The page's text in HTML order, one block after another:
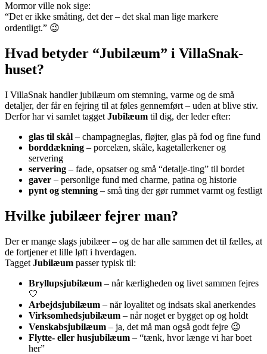
Mormor ville nok sige:
“Det er ikke småting, det der – det skal man lige markere
ordentligt.” 😉
Hvad betyder “Jubilæum” i VillaSnak-
huset?
I VillaSnak handler jubilæum om stemning, varme og de små
detaljer, der får en fejring til at føles gennemført – uden at blive stiv.
Derfor har vi samlet tagget Jubilæum til dig, der leder efter:
glas til skål – champagneglas, fløjter, glas på fod og fine fund
borddækning – porcelæn, skåle, kagetallerkener og
servering
servering – fade, opsatser og små “detalje-ting” til bordet
gaver – personlige fund med charme, patina og historie
pynt og stemning – små ting der gør rummet varmt og festligt
Hvilke jubilæer fejrer man?
Der er mange slags jubilæer – og de har alle sammen det til fælles, at
de fortjener et lille løft i hverdagen.
Tagget Jubilæum passer typisk til:
Bryllupsjubilæum – når kærligheden og livet sammen fejres
🤍
Arbejdsjubilæum – når loyalitet og indsats skal anerkendes
Virksomhedsjubilæum – når noget er bygget op og holdt
Venskabsjubilæum – ja, det må man også godt fejre 😉
Flytte- eller husjubilæum – “tænk, hvor længe vi har boet
her”